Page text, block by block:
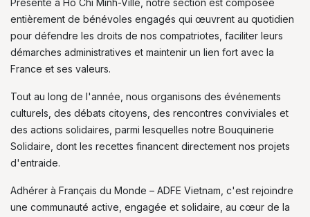
Présente à Hô Chi Minh-Ville, notre section est composée
entièrement de bénévoles engagés qui œuvrent au quotidien
pour défendre les droits de nos compatriotes, faciliter leurs
démarches administratives et maintenir un lien fort avec la
France et ses valeurs.
Tout au long de l'année, nous organisons des événements
culturels, des débats citoyens, des rencontres conviviales et
des actions solidaires, parmi lesquelles notre Bouquinerie
Solidaire, dont les recettes financent directement nos projets
d'entraide.
Adhérer à Français du Monde – ADFE Vietnam, c'est rejoindre
une communauté active, engagée et solidaire, au cœur de la